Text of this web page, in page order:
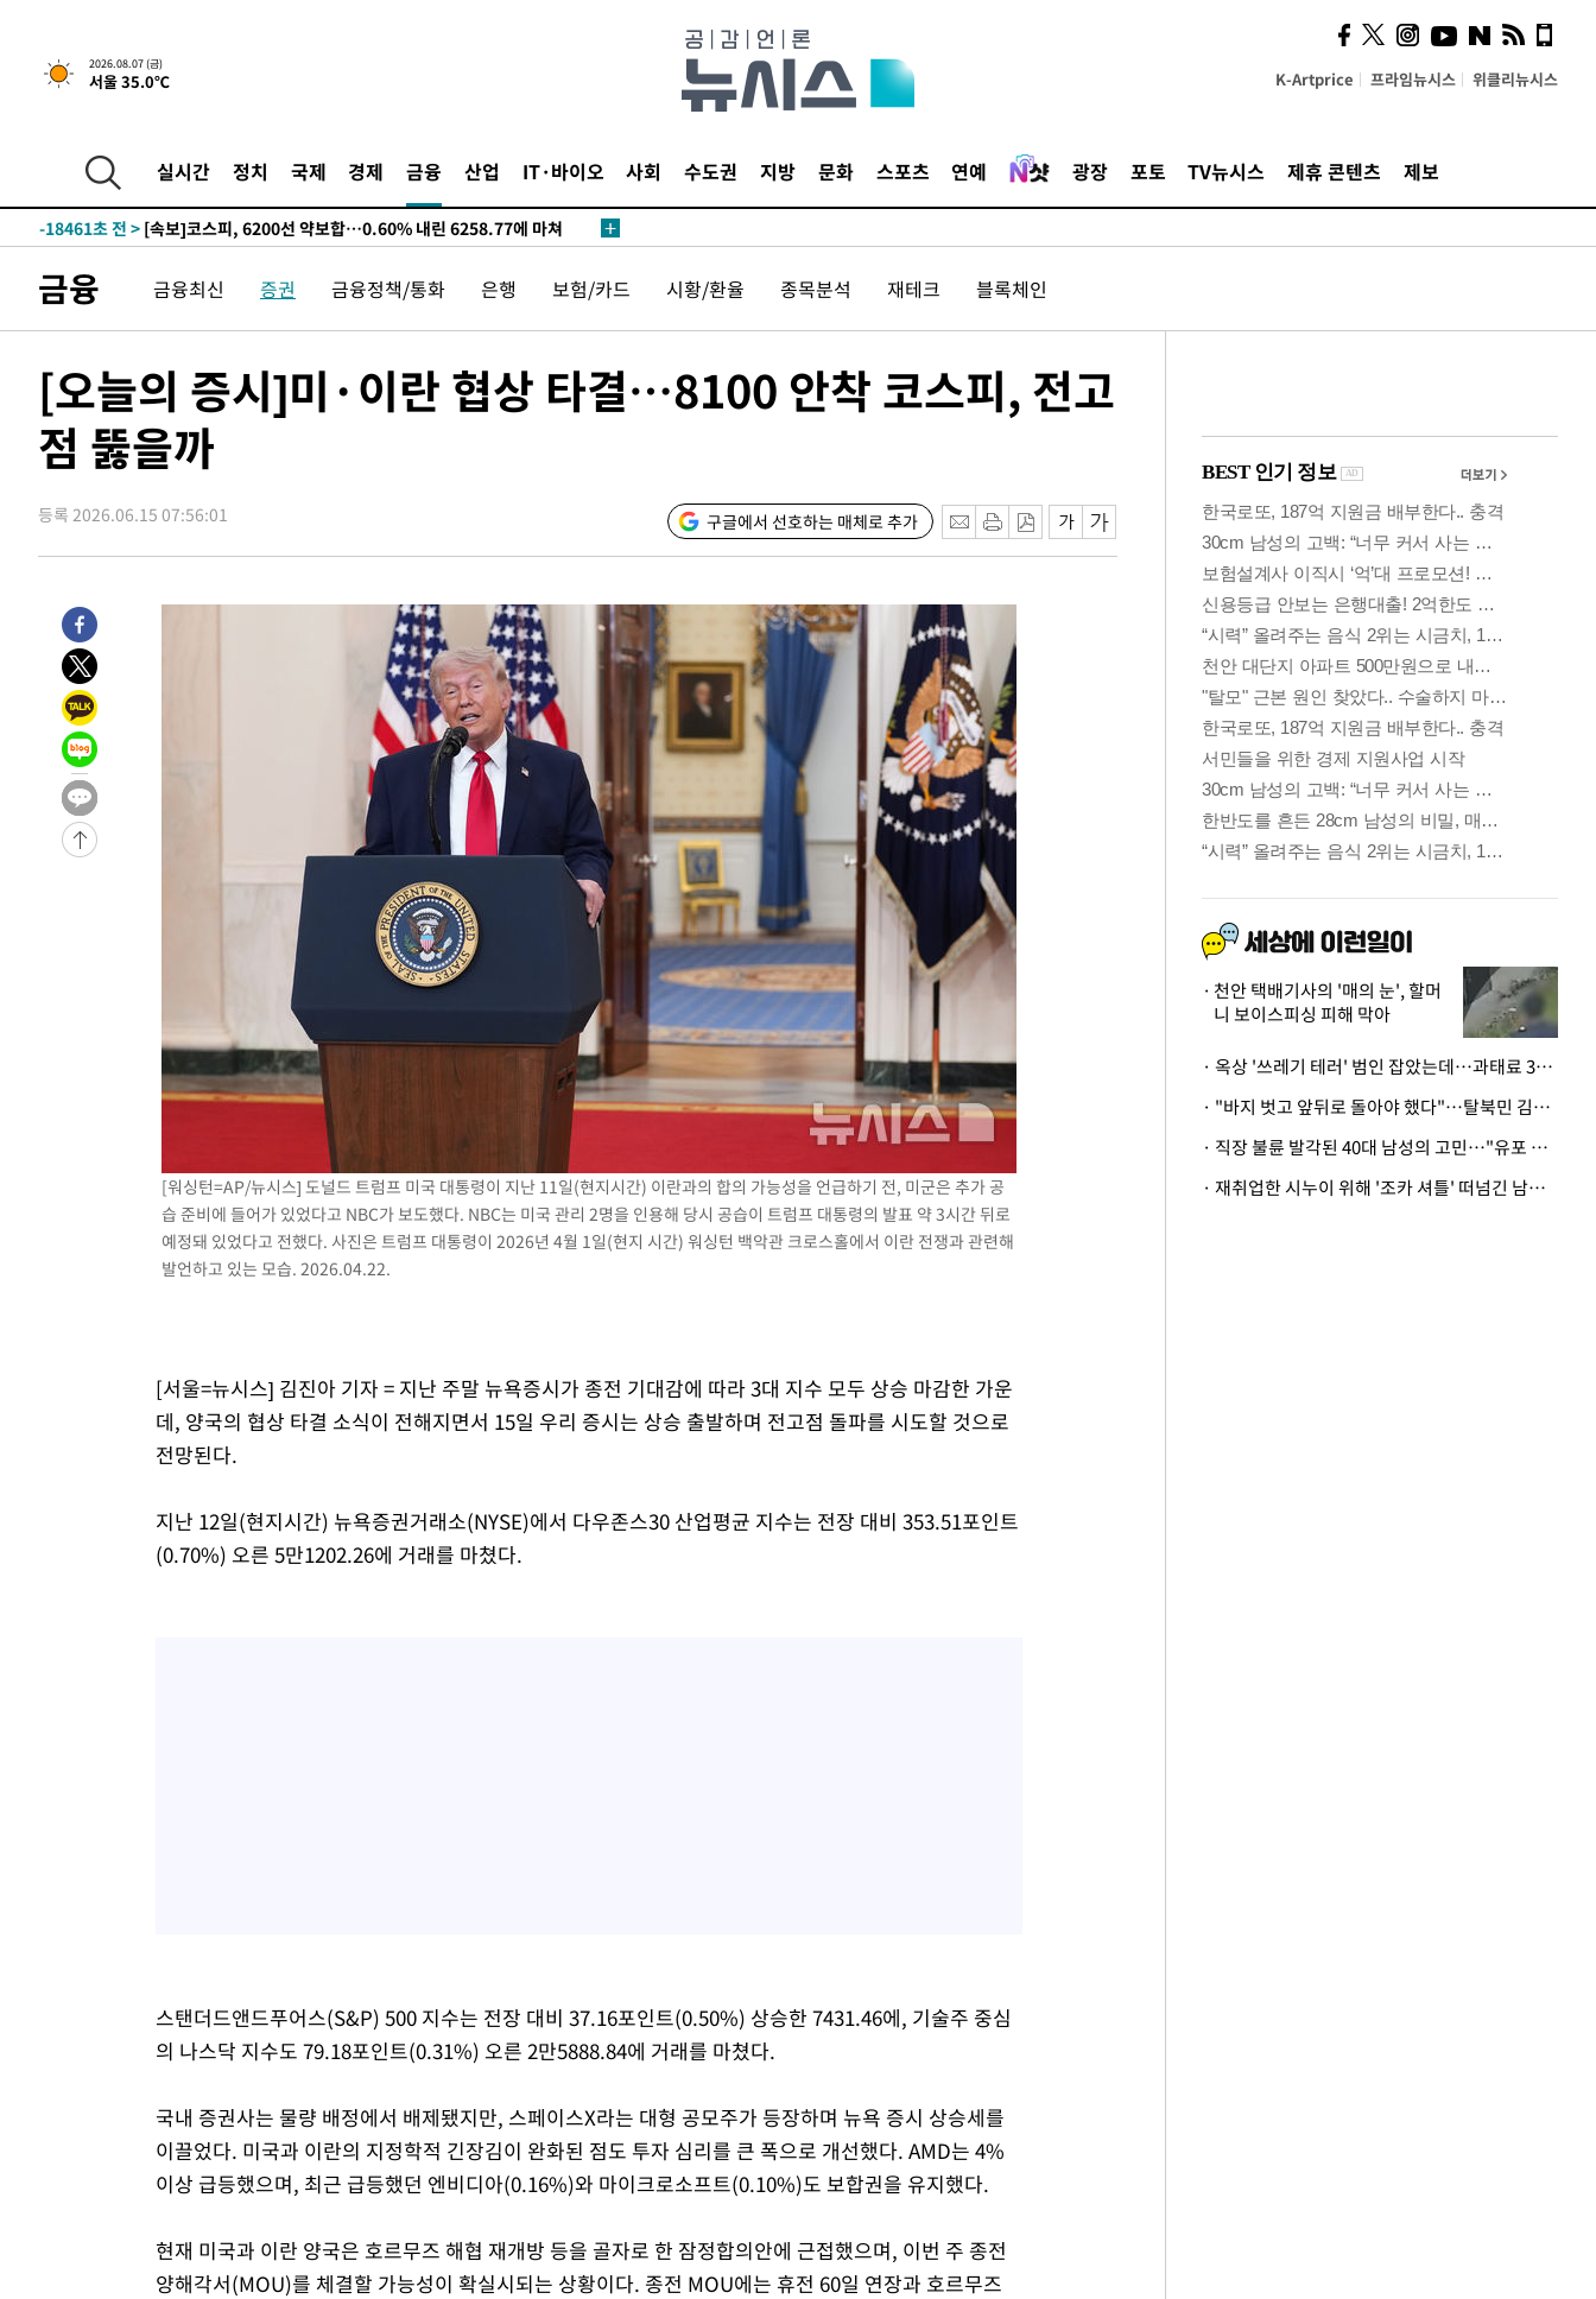
2026.08.07 (금)
서울 35.0℃ K-Artprice 프라임뉴시스 위클리뉴시스
실시간 정치 국제 경제 금융 산업 IT·바이오 사회 수도권 지방 문화 스포츠 연예 광장 포토 TV뉴시스 제휴 콘텐츠 제보
갈 수도
-24359초 전 >낮 최고 37도 찜통더위…곳곳 소나기·강원 많은 비[내일날씨]
-22665초 전 >SK하이닉스, 용인·청주 팹에 54조 투자…"AI 메모리 수요 선제 대
-18774초 전 >
외국인 심판 성 접대 7경기 들여다보니…한국 축구 '5승 2무'
-18508초 전 >
-18461초 전 > [속보]코스피, 6200선 약보합…0.60% 내린 6258.77에 마쳐
-18330초 전 >
[속보] 노원서 40.1도 관측…서울, 2018년 이후 첫 40도
-15420초 전 >[속보]종합특검, '계엄 수용공간 확보' 신용해 前교정본부장 기소
-14264초 전 >11시간 압수수색에 성접대 파문까지…'쑥대밭' 된 축구협회
-13286초 전 >[속보]규제합리화위원회 부위원장에 김태유 서울대 공대 교수…이
병태 후임
-9644초 전 > [속보]국힘 윤리위, '돌려차기 발언' 진종오·서범수 징계 절차 개시
-2129초 전 >[속보]'채상병 순직 책임' 임성근, 항소심도 징역 3년
-1995초 전 >[속보]종합특검, '관저이전 봐주기 감사' 유병호 구속기소
-26481초 전 >
"낮 기온 소폭 하락"…수도권 폭염중대경보, 폭염경보로 하향
-26445초 전 >
[속보]이 대통령, '호우피해' 안동·의성 관할 4개 면 특별재난지역
선포
-26408초 전 >
[단독]중수청 지원 검사들, 정원 초과 시 낮은 계급 임용…희망지 못
갈 수도
-24379초 전 >
낮 최고 37도 찜통더위…곳곳 소나기·강원 많은 비[내일날씨]
-22685초 전 >
SK하이닉스, 용인·청주 팹에 54조 투자…"AI 메모리 수요 선제 대
응"
-19541초 전 >
여자배구 이재영·이다영 자매, 아제르바이잔 투란VC 입단
-18794초 전 >
외국인 심판 성 접대 7경기 들여다보니…한국 축구 '5승 2무'
-18528초 전 >
[속보]코스닥, 2.86포인트(0.36%) 내린 798.81마감
[속보]코스피, 6200선 약보합…0.60% 내린 6258.77에 마쳐
[속보]원·달러 환율, 7.7원 내린 1416.1원 마감
[속보] 노원서 40.1도 관측…서울, 2018년 이후 첫 40도
[속보]종합특검, '계엄 수용공간 확보' 신용해 前교정본부장 기소
외신들도 주목한 韓축구 파문…"국민적 공분에 수사 재개"
11시간 압수수색에 성접대 파문까지…'쑥대밭' 된 축구협회
[속보]규제합리화위원회 부위원장에 김태유 서울대 공대 교수…이
[속보]국힘 윤리위, '돌려차기 발언' 진종오·서범수 징계 절차 개시
[속보] 7월 중국 수출 23.9%↑ 수입 27.5%↑…무역총액 25.3%↑
[속보]'채상병 순직 책임' 임성근, 항소심도 징역 3년
[속보]종합특검, '관저이전 봐주기 감사' 유병호 구속기소
민주 콩고 에볼라환자 4천명 돌파, 4053명 발생 1850명 사망
금융 금융최신 증권 금융정책/통화 은행 보험/카드 시황/환율 종목분석 재테크 블록체인
[오늘의 증시]미·이란 협상 타결…8100 안착 코스피, 전고
점 뚫을까
등록 2026.06.15 07:56:01 구글에서 선호하는 매체로 추가
[워싱턴=AP/뉴시스] 도널드 트럼프 미국 대통령이 지난 11일(현지시간) 이란과의 합의 가능성을 언급하기 전, 미군은 추가 공
습 준비에 들어가 있었다고 NBC가 보도했다. NBC는 미국 관리 2명을 인용해 당시 공습이 트럼프 대통령의 발표 약 3시간 뒤로
예정돼 있었다고 전했다. 사진은 트럼프 대통령이 2026년 4월 1일(현지 시간) 워싱턴 백악관 크로스홀에서 이란 전쟁과 관련해
발언하고 있는 모습. 2026.04.22.
[서울=뉴시스] 김진아 기자 = 지난 주말 뉴욕증시가 종전 기대감에 따라 3대 지수 모두 상승 마감한 가운
데, 양국의 협상 타결 소식이 전해지면서 15일 우리 증시는 상승 출발하며 전고점 돌파를 시도할 것으로
전망된다.
지난 12일(현지시간) 뉴욕증권거래소(NYSE)에서 다우존스30 산업평균 지수는 전장 대비 353.51포인트
(0.70%) 오른 5만1202.26에 거래를 마쳤다.
스탠더드앤드푸어스(S&P) 500 지수는 전장 대비 37.16포인트(0.50%) 상승한 7431.46에, 기술주 중심
의 나스닥 지수도 79.18포인트(0.31%) 오른 2만5888.84에 거래를 마쳤다.
국내 증권사는 물량 배정에서 배제됐지만, 스페이스X라는 대형 공모주가 등장하며 뉴욕 증시 상승세를
이끌었다. 미국과 이란의 지정학적 긴장김이 완화된 점도 투자 심리를 큰 폭으로 개선했다. AMD는 4%
이상 급등했으며, 최근 급등했던 엔비디아(0.16%)와 마이크로소프트(0.10%)도 보합권을 유지했다.
현재 미국과 이란 양국은 호르무즈 해협 재개방 등을 골자로 한 잠정합의안에 근접했으며, 이번 주 종전
양해각서(MOU)를 체결할 가능성이 확실시되는 상황이다. 종전 MOU에는 휴전 60일 연장과 호르무즈
시, 스마트폰 액세서리에
NFC 더했다
천안 택배기사의 '매의 눈', 할머
니 보이스피싱 피해 막아
· 옥상 '쓰레기 테러' 범인 잡았는데…과태료 3만원 처분에 숙박업주 허탈
· "바지 벗고 앞뒤로 돌아야 했다"…탈북민 김서아, 기쁨조 검사 수치심 회상
· 직장 불륜 발각된 40대 남성의 고민…"유포 동료 명예훼손·협박죄 고소 가능할까"
· 재취업한 시누이 위해 '조카 셔틀' 떠넘긴 남편…아내 "난 못한다"